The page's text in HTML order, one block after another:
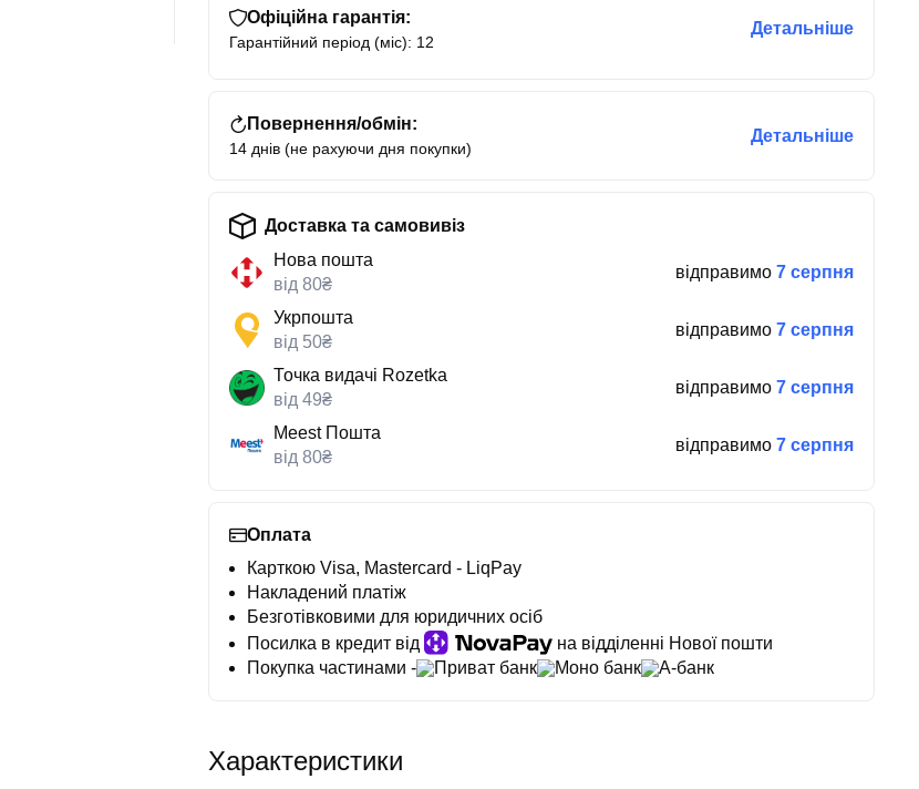
Офіційна гарантія:
Гарантійний період (міс): 12
Детальніше
Повернення/обмін:
14 днів (не рахуючи дня покупки)
Детальніше
Доставка та самовивіз
Нова пошта
від 80₴
відправимо 7 серпня
Укрпошта
від 50₴
відправимо 7 серпня
Точка видачі Rozetka
від 49₴
відправимо 7 серпня
Meest Пошта
від 80₴
відправимо 7 серпня
Оплата
Карткою Visa, Mastercard - LiqPay
Накладений платіж
Безготівковими для юридичних осіб
Посилка в кредит від
на відділенні Нової пошти
Покупка частинами -
Приват банк Моно банк А-банк
Характеристики